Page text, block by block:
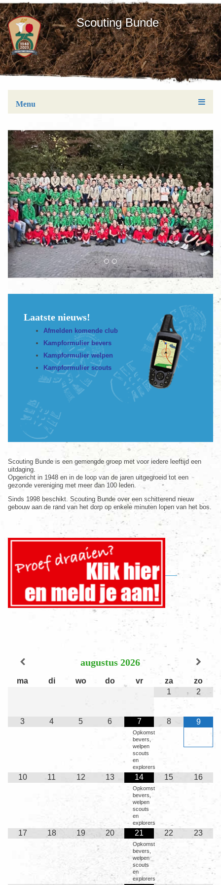
Scouting Bunde
Menu
Laatste nieuws!
Afmelden komende club
Kampformulier bevers
Kampformulier welpen
Kampformulier scouts
Scouting Bunde is een gemengde groep met voor iedere leeftijd een
uitdaging.
Opgericht in 1948 en in de loop van de jaren uitgegroeid tot een
gezonde vereniging met meer dan 100 leden.
Sinds 1998 beschikt. Scouting Bunde over een schitterend nieuw
gebouw aan de rand van het dorp op enkele minuten lopen van het bos.
augustus 2026
ma di wo do vr za
zo
1
2
3 4 5 6 7
Opkomst
bevers,
welpen
scouts
en
explorers
8 9
10 11 12 13 14
Opkomst
bevers,
welpen
scouts
en
explorers
15 16
17 18 19 20 21
Opkomst
bevers,
welpen
scouts
en
explorers
22 23